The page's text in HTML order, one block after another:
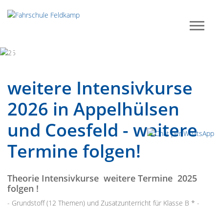
weitere Intensivkurse
2026 in Appelhülsen
und Coesfeld - weitere
Termine folgen!
Theorie Intensivkurse weitere Termine 2025
folgen !
- Grundstoff (12 Themen) und Zusatzunterricht für Klasse B * -